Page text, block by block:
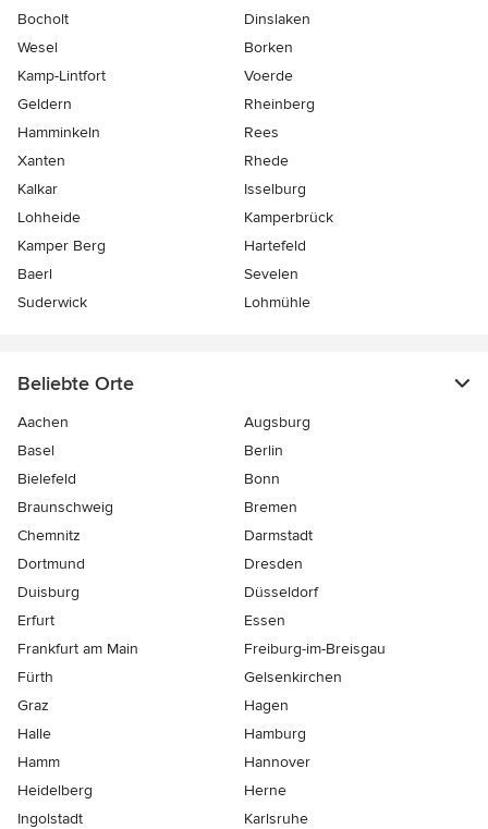
Bocholt
Dinslaken
Wesel
Borken
Kamp-Lintfort
Voerde
Geldern
Rheinberg
Hamminkeln
Rees
Xanten
Rhede
Kalkar
Isselburg
Lohheide
Kamperbrück
Kamper Berg
Hartefeld
Baerl
Sevelen
Suderwick
Lohmühle
Beliebte Orte
Aachen
Augsburg
Basel
Berlin
Bielefeld
Bonn
Braunschweig
Bremen
Chemnitz
Darmstadt
Dortmund
Dresden
Duisburg
Düsseldorf
Erfurt
Essen
Frankfurt am Main
Freiburg-im-Breisgau
Fürth
Gelsenkirchen
Graz
Hagen
Halle
Hamburg
Hamm
Hannover
Heidelberg
Herne
Ingolstadt
Karlsruhe